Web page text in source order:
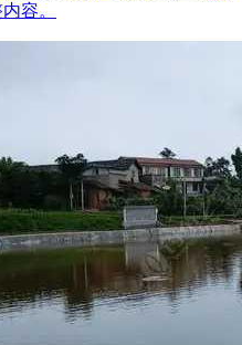
容。